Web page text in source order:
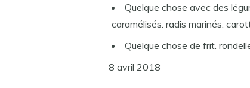
Quelque chose avec des
caramélisés. radis marinés.
Quelque chose de frit.
8 avril 2018